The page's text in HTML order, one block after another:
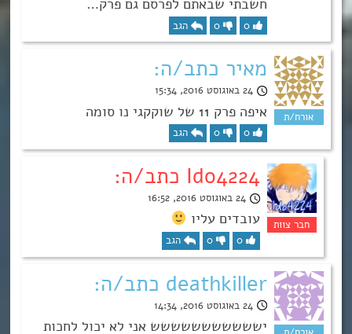
0
0 הגב
מאיר כתב/ה:
24 באוגוסט 2016, 15:34
איפה פרק 11 של שוקקגי נו סומה
0
0 הגב
Ido4224 כתב/ה:
24 באוגוסט 2016, 16:52
עובדים עליו
0
0 הגב
deathkiller כתב/ה:
24 באוגוסט 2016, 14:34
יששששששששששש אני לא יכול לחכות